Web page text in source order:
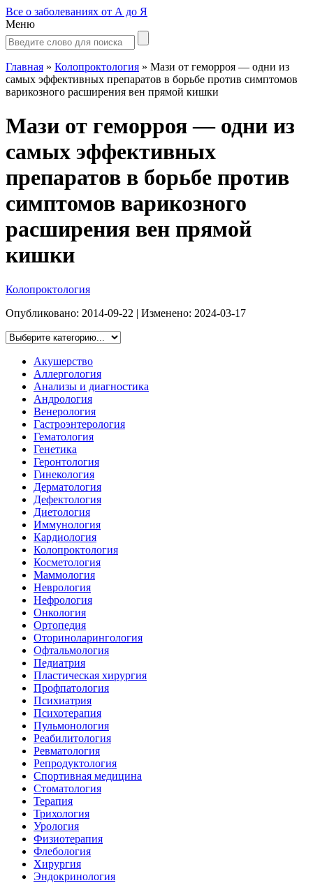
Все о заболеваниях от А до Я
Меню
Главная » Колопроктология » Мази от геморроя — одни из
самых эффективных препаратов в борьбе против симптомов
варикозного расширения вен прямой кишки
Мази от геморроя — одни из
самых эффективных
препаратов в борьбе против
симптомов варикозного
расширения вен прямой
кишки
Колопроктология
Опубликовано: 2014-09-22 | Изменено: 2024-03-17
Акушерство
Аллергология
Анализы и диагностика
Андрология
Венерология
Гастроэнтерология
Гематология
Генетика
Геронтология
Гинекология
Дерматология
Дефектология
Диетология
Иммунология
Кардиология
Колопроктология
Косметология
Маммология
Неврология
Нефрология
Онкология
Ортопедия
Оториноларингология
Офтальмология
Педиатрия
Пластическая хирургия
Профпатология
Психиатрия
Психотерапия
Пульмонология
Реабилитология
Ревматология
Репродуктология
Спортивная медицина
Стоматология
Терапия
Трихология
Урология
Физиотерапия
Флебология
Хирургия
Эндокринология